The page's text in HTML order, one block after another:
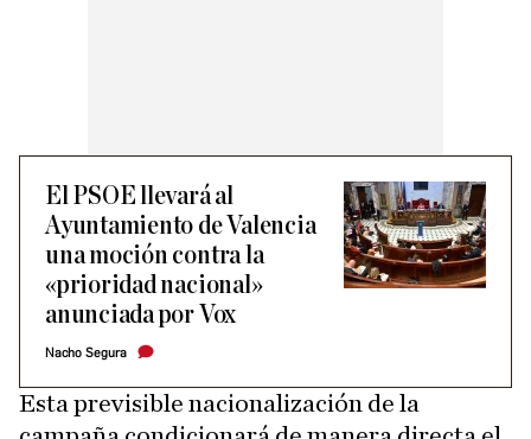
El PSOE llevará al
Ayuntamiento de Valencia
una moción contra la
«prioridad nacional»
anunciada por Vox
Nacho Segura
Esta previsible nacionalización de la